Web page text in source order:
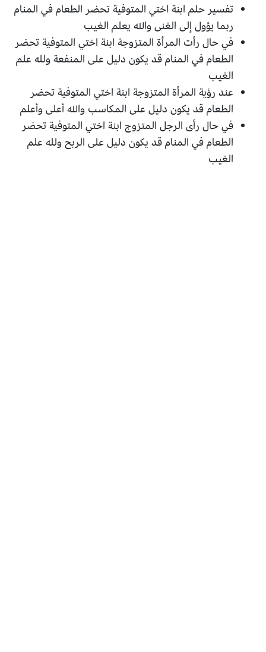
تفسير حلم ابنة اختي المتوفية تحضر الطعام في المنام
ربما يؤول إلى الغنى والله يعلم الغيب
في حال رأت المرأة المتزوجة ابنة اختي المتوفية تحضر
الطعام في المنام قد يكون دليل على المنفعة ولله علم
الغيب
عند رؤية المرأة المتزوجة ابنة اختي المتوفية تحضر
الطعام قد يكون دليل على المكاسب والله أعلى وأعلم
في حال رأى الرجل المتزوج ابنة اختي المتوفية تحضر
الطعام في المنام قد يكون دليل على الربح ولله علم
الغيب